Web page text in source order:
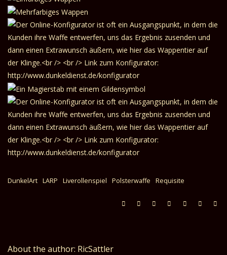
DunkelArt LARP Liverollenspiel Polsterwaffe Requisite
About the author: RicSattler